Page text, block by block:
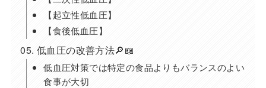
【起立性低血圧】
【食後低血圧】
低血圧の改善方法🔎📖
低血圧対策では特定の食品よりもバランスのよい
食事が大切